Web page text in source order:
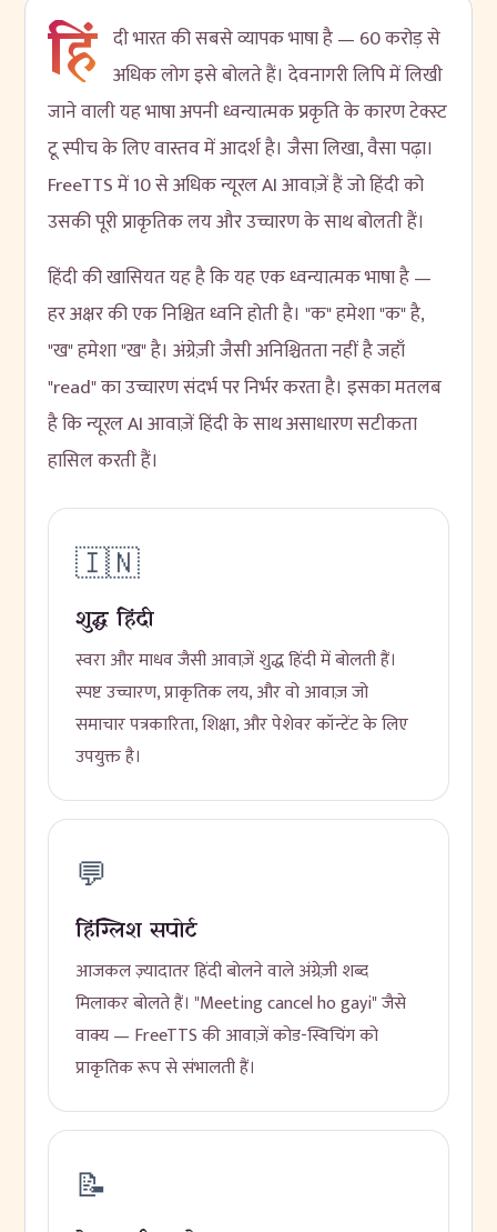
हिं दी भारत की सबसे व्यापक भाषा है — 60 करोड़ से
अधिक लोग इसे बोलते हैं। देवनागरी लिपि में लिखी
जाने वाली यह भाषा अपनी ध्वन्यात्मक प्रकृति के कारण टेक्स्ट
टू स्पीच के लिए वास्तव में आदर्श है। जैसा लिखा, वैसा पढ़ा।
FreeTTS में 10 से अधिक न्यूरल AI आवाज़ें हैं जो हिंदी को
उसकी पूरी प्राकृतिक लय और उच्चारण के साथ बोलती हैं।
हिंदी की खासियत यह है कि यह एक ध्वन्यात्मक भाषा है —
हर अक्षर की एक निश्चित ध्वनि होती है। "क" हमेशा "क" है,
"ख" हमेशा "ख" है। अंग्रेज़ी जैसी अनिश्चितता नहीं है जहाँ
"read" का उच्चारण संदर्भ पर निर्भर करता है। इसका मतलब
है कि न्यूरल AI आवाज़ें हिंदी के साथ असाधारण सटीकता
हासिल करती हैं।
🇮🇳
शुद्ध हिंदी
स्वरा और माधव जैसी आवाज़ें शुद्ध हिंदी में बोलती हैं।
स्पष्ट उच्चारण, प्राकृतिक लय, और वो आवाज़ जो
समाचार पत्रकारिता, शिक्षा, और पेशेवर कॉन्टेंट के लिए
उपयुक्त है।
💬
हिंग्लिश सपोर्ट
आजकल ज़्यादातर हिंदी बोलने वाले अंग्रेज़ी शब्द
मिलाकर बोलते हैं। "Meeting cancel ho gayi" जैसे
वाक्य — FreeTTS की आवाज़ें कोड-स्विचिंग को
प्राकृतिक रूप से संभालती हैं।
📝